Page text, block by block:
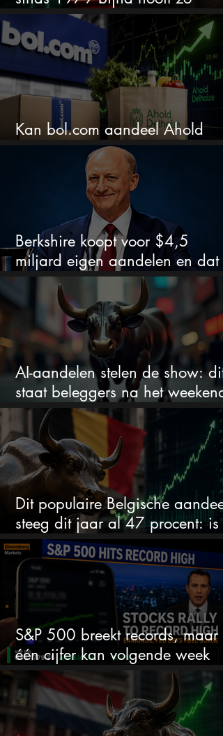
extreem
Kan bol.com aandeel Ahold
nieuw leven inblazen?
Berkshire koopt voor $4,5
miljard eigen aandelen en dat
zegt veel over de waardering
AI-aandelen stelen de show: dit
staat beleggers na het weekend
te wachten
Dit populaire Belgische aandeel
steeg dit jaar al 47 procent: is
ruimte voor meer?
S&P 500 breekt records, maar
één cijfer kan volgende week
alles veranderen